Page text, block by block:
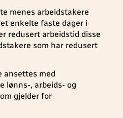
menes arbeidstakere
enkelte faste dager i
redusert arbeidstid disse
som har redusert
ansettes med
lønns-, arbeids- og
gjelder for